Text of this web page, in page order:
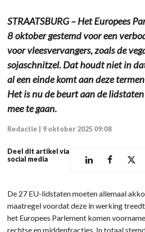
STRAATSBURG – Het Europees
8 oktober gestemd voor een
voor vleesvervangers, zoals de
sojaschnitzel. Dat houdt niet in
al een einde komt aan deze
Het is nu de beurt aan de
mee te gaan.
Redactie 9 oktober 2025 09:08
Deel dit artikel via
social media
De 27 EU-lidstaten moeten allemaal
maatregel voordat deze in werking
het Europees Parlement komen
rechtse en middenfracties. In totaal